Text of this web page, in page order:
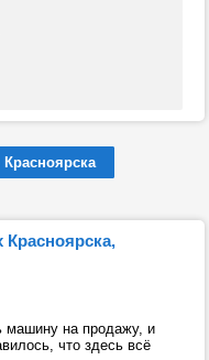
машину на продажу, и
что здесь всё